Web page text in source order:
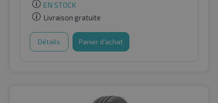
EN STOCK
Livraison gratuite
Détails Panier d'achat